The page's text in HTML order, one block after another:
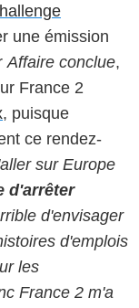
une émission
Affaire conclue,
France 2
, puisque
ce rendez-
sur Europe
d'arrêter
d'envisager
d'emplois
les
France 2 m'a